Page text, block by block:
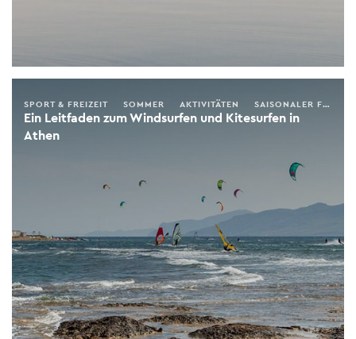
Ein Leitfaden zum Windsurfen und Kitesurfen in
Athen
SPORT & FREIZEIT SOMMER AKTIVITÄTEN SAISONALER FÜHRER